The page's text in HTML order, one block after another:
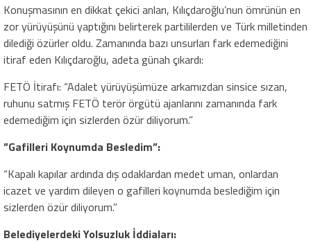
​Konuşmasının en dikkat çekici anları, Kılıçdaroğlu’nun ömrünün en
zor yürüyüşünü yaptığını belirterek partililerden ve Türk milletinden
dilediği özürler oldu. Zamanında bazı unsurları fark edemediğini
itiraf eden Kılıçdaroğlu, adeta günah çıkardı:
​FETÖ İtirafı: “Adalet yürüyüşümüze arkamızdan sinsice sızan,
ruhunu satmış FETÖ terör örgütü ajanlarını zamanında fark
edemediğim için sizlerden özür diliyorum.”
​”Gafilleri Koynumda Besledim”:
“Kapalı kapılar ardında dış odaklardan medet uman, onlardan
icazet ve yardım dileyen o gafilleri koynumda beslediğim için
sizlerden özür diliyorum.”
​Belediyelerdeki Yolsuzluk İddiaları: